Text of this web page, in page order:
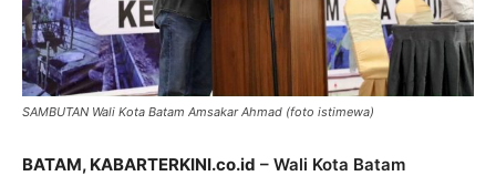
SAMBUTAN Wali Kota Batam Amsakar Ahmad (foto istimewa)
BATAM, KABARTERKINI.co.id – Wali Kota Batam